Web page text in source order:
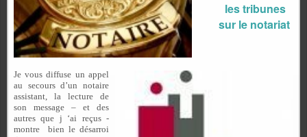
les tribunes
sur le notariat
Je vous diffuse un appel
au secours d’un notaire
assistant, la lecture de
son message – et des
autres que j ‘ai reçus -
montre
bien le désarroi